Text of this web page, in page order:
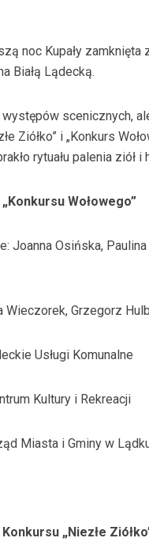
noc Kupały
Białą Lądecką.
scenicznych,
Ziółko” i „Konkurs
rytuału palenia ziół
Wołowego”
Joanna Osińska,
Wieczorek, Grzegorz
Usługi Komunalne
Kultury i Rekreacji
Miasta i Gminy w
„Niezłe